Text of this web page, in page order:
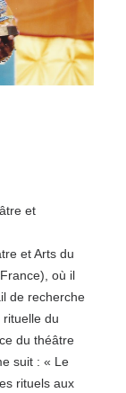
et
et Arts du
où il
de recherche
rituelle du
du théâtre
suit : « Le
rituels aux